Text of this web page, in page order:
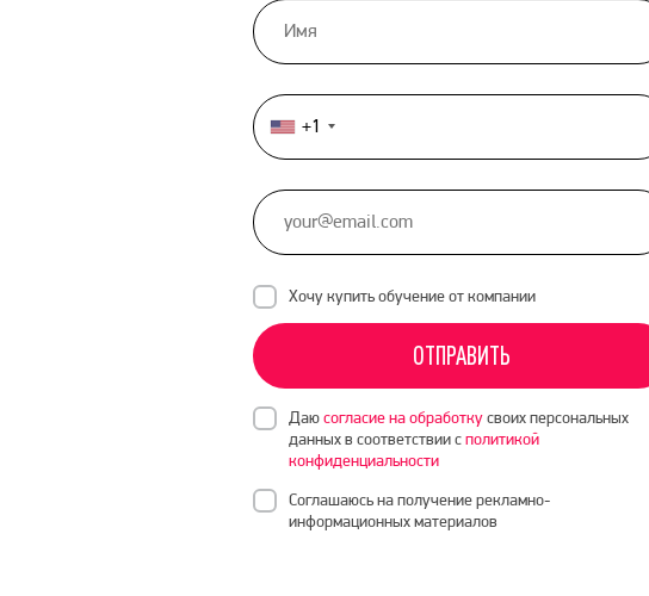
United
States
+1
Хочу купить обучение от компании
ОТПРАВИТЬ
Даюсогласие на обработкусвоих персональных
данных в соответствии сполитикой
конфиденциальности
Соглашаюсь на получение рекламно-
информационных материалов